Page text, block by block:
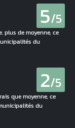
5/5
plus de moyenne, ce
du
2/5
que moyenne, ce
du